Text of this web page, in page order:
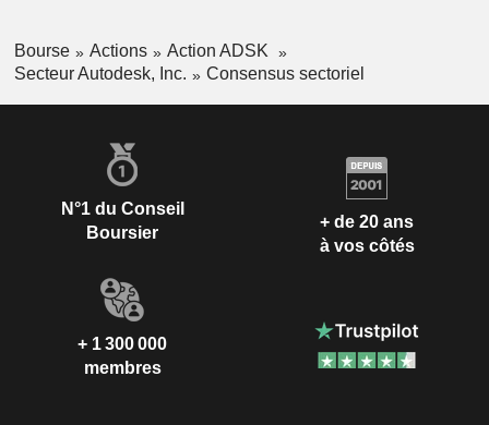
Bourse Actions
Action ADSK
Secteur Autodesk, Inc.
Consensus sectoriel
N°1 du Conseil
Boursier
+ de 20 ans
à vos côtés
+ 1 300 000
membres